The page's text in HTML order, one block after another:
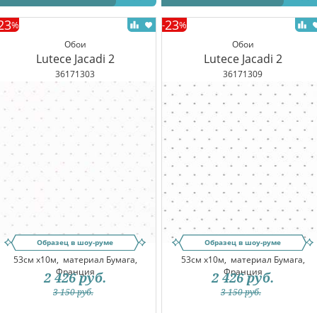
Обои
Lutece Jacadi 2
36171303
%
Образец в шоу-руме
53см x10м, материал Бумага,
Франция
3 150руб.
2 426 руб.
Обои
Lutece Jacadi 2
36171309
-23%
Образец в шоу-руме
53см x10м, материал Бумага,
Франция
3 150руб.
2 426 руб.